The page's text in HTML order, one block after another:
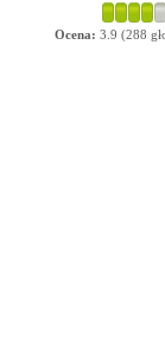
Ocena: 3.9 (288